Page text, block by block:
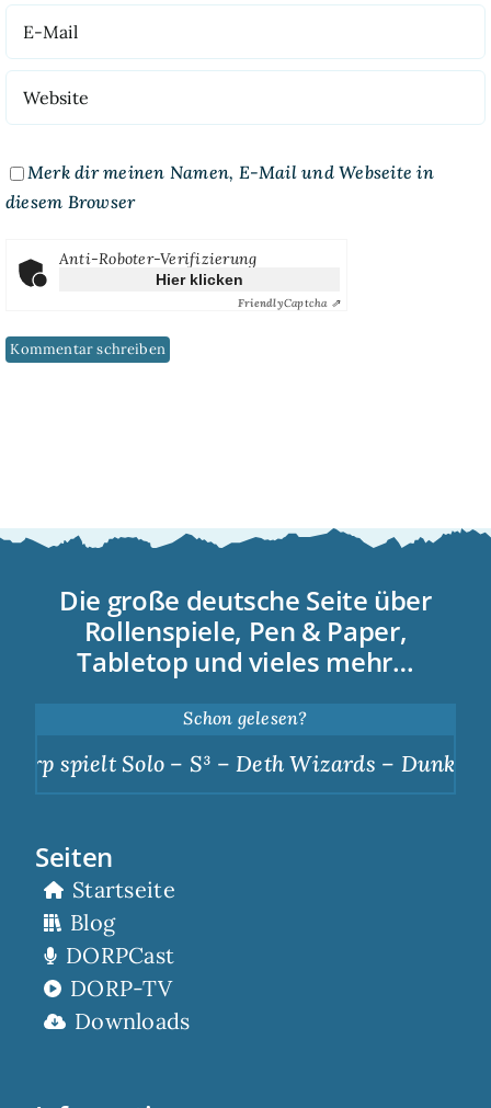
Merk dir meinen Namen, E-Mail und Webseite in
diesem Browser
Anti-Roboter-Verifizierung
Hier klicken
FriendlyCaptcha ⇗
Die große deutsche Seite über
Rollenspiele, Pen & Paper,
Tabletop und vieles mehr…
Schon gelesen?
Solo – S³ – Deth Wizards – Dunkle
Seiten
Startseite
Blog
DORPCast
DORP-TV
Downloads